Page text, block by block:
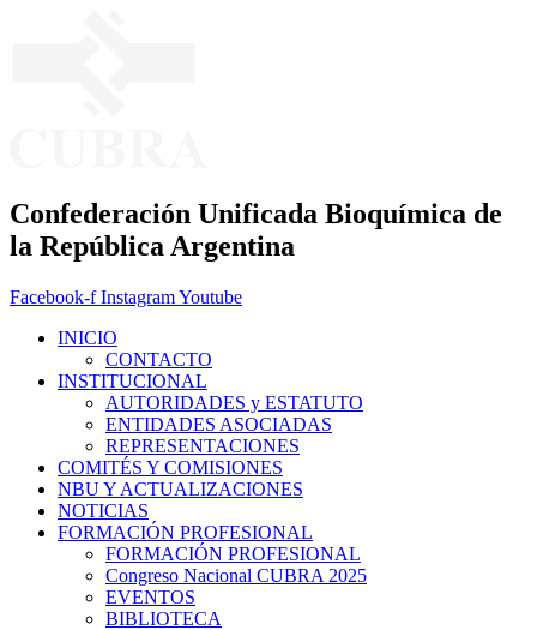
Confederación Unificada Bioquímica de
la República Argentina
Facebook-f InstagramYoutube
INICIO
CONTACTO
INSTITUCIONAL
AUTORIDADES y ESTATUTO
ENTIDADES ASOCIADAS
REPRESENTACIONES
COMITÉS Y COMISIONES
NBU Y ACTUALIZACIONES
NOTICIAS
FORMACIÓN PROFESIONAL
FORMACIÓN PROFESIONAL
Congreso Nacional CUBRA 2025
EVENTOS
BIBLIOTECA